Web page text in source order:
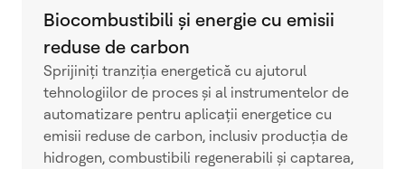
Biocombustibili și energie cu emisii
reduse de carbon
Sprijiniți tranziția energetică cu ajutorul
tehnologiilor de proces și al instrumentelor de
automatizare pentru aplicații energetice cu
emisii reduse de carbon, inclusiv producția de
hidrogen, combustibili regenerabili și captarea,